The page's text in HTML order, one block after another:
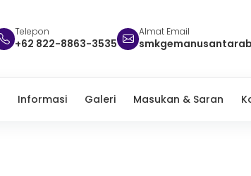
Telepon
+62 822-8863-3535
Almat Email
Informasi Galeri Masukan & Saran